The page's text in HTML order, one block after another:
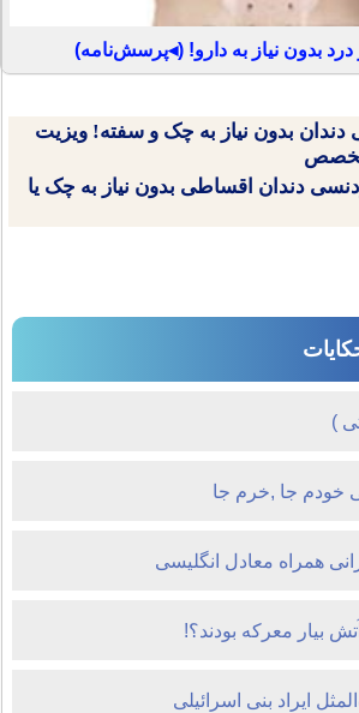
درد بدون نیاز به دارو! (◂پرسش‌نامه)
دندان بدون نیاز به چک و سفته! ویزیت
دندان اقساطی بدون نیاز به چک یا
)
خودم جا ,خرم جا
همراه معادل انگلیسی
بيار معرکه بودند؟!
ایراد بنی اسرائیلی